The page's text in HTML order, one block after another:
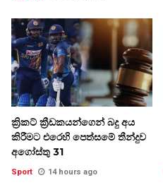
ක්‍රිකට් ක්‍රීඩකයන්ගෙන් බදු අය
කිරීමට එරෙහි පෙත්සමේ තීන්දුව
අගෝස්තු 31
Sport 14 hours ago